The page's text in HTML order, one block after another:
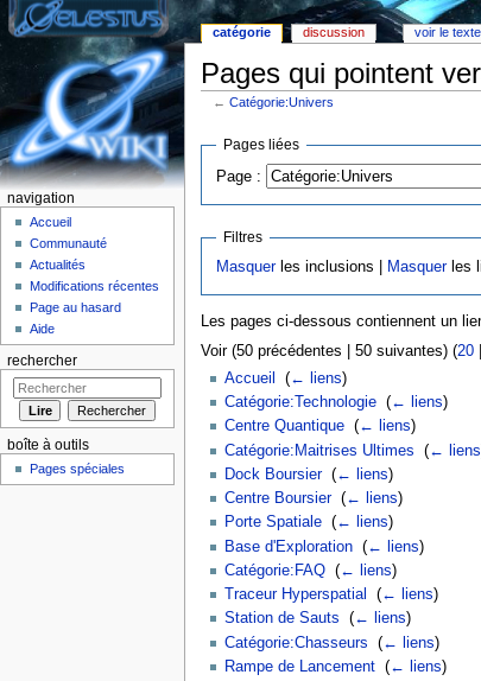
Pages qui pointent
←Catégorie:Univers
Pages liées
Page :
Filtres
Masquerles inclusions | Masquerles
Les pages ci-dessous contiennent un
Voir (50 précédentes | 50 suivantes) (20|
Accueil
(← liens)
Catégorie:Technologie‎ (← liens)
Centre Quantique‎ (← liens)
Catégorie:Maitrises Ultimes
(← liens
Dock Boursier‎ (← liens)
Centre Boursier‎ (← liens)
Porte Spatiale‎ (← liens)
Base d'Exploration‎ (← liens)
Catégorie:FAQ‎ (← liens)
Traceur Hyperspatial
(← liens)
Station de Sauts
(← liens)
Catégorie:Chasseurs
(← liens)
Rampe de Lancement‎ (← liens)
catégorie discussion voir le
navigation
Accueil
Communauté
Actualités
Modifications récentes
Page au hasard
Aide
rechercher
boîte à outils
Pages spéciales